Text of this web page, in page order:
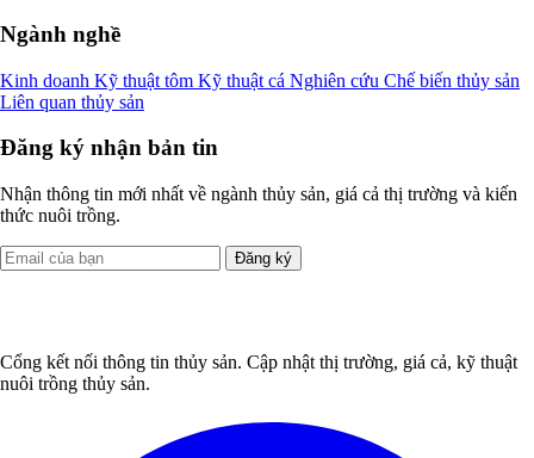
Ngành nghề
Kinh doanh Kỹ thuật tôm Kỹ thuật cá Nghiên cứu Chế biến thủy sản
Liên quan thủy sản
Đăng ký nhận bản tin
Nhận thông tin mới nhất về ngành thủy sản, giá cả thị trường và kiến
thức nuôi trồng.
Đăng ký
Cổng kết nối thông tin thủy sản. Cập nhật thị trường, giá cả, kỹ thuật
nuôi trồng thủy sản.